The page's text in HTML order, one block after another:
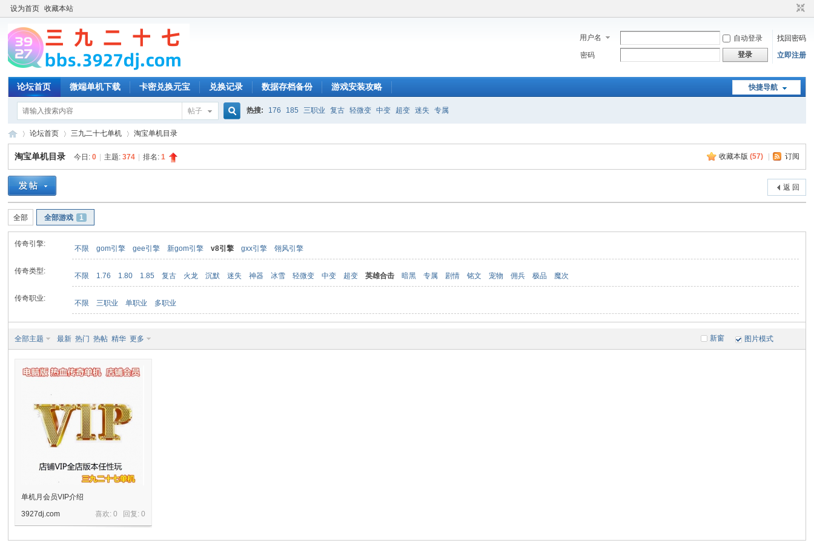
设为首页 收藏本站
用户名 自动登录
找回密码
密码
登录 立即注册
快捷导航
论坛首页 微端单机下载 卡密兑换元宝 兑换记录 数据存档备份 游戏安装攻略
帖子 热搜: 176 185 三职业 复古 轻微变 中变 超变 迷失 专属
»
论坛首页 三九二十七单机 淘宝单机目录
收藏本版 (57) 订阅
淘宝单机目录 今日:0 主题:374 排名:1
返 回
全部 全部游戏 1
传奇引擎:
不限 gom引擎 gee引擎 新gom引擎 v8引擎 gxx引擎 翎风引擎
传奇类型:
不限 1.76 1.80 1.85 复古 火龙 沉默 迷失 神器 冰雪 轻微变 中变 超变 英雄合击 暗黑 专属 剧情 铭文 宠物 佣兵 极品 魔次
传奇职业:
不限 三职业 单职业 多职业
新窗
全部主题 最新 热门 热帖 精华 更多 图片模式
单机月会员VIP介绍
喜欢: 0 回复:0
3927dj.com